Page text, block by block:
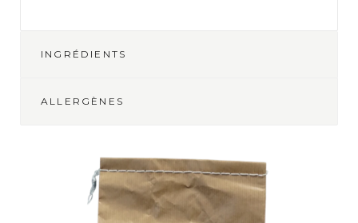
INGRÉDIENTS
ALLERGÈNES